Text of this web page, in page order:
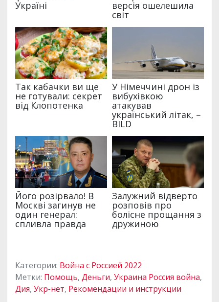
Категории: Война с Россией 2022
Метки: Помощь, Деньги, Украина Россия война,
Дия, Укр-нет, Рекомендации и инструкции